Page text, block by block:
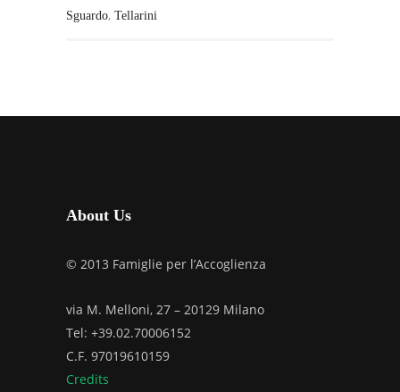
Sguardo, Tellarini
About Us
© 2013 Famiglie per l’Accoglienza
via M. Melloni, 27 – 20129 Milano
Tel: +39.02.70006152
C.F. 97019610159
Credits